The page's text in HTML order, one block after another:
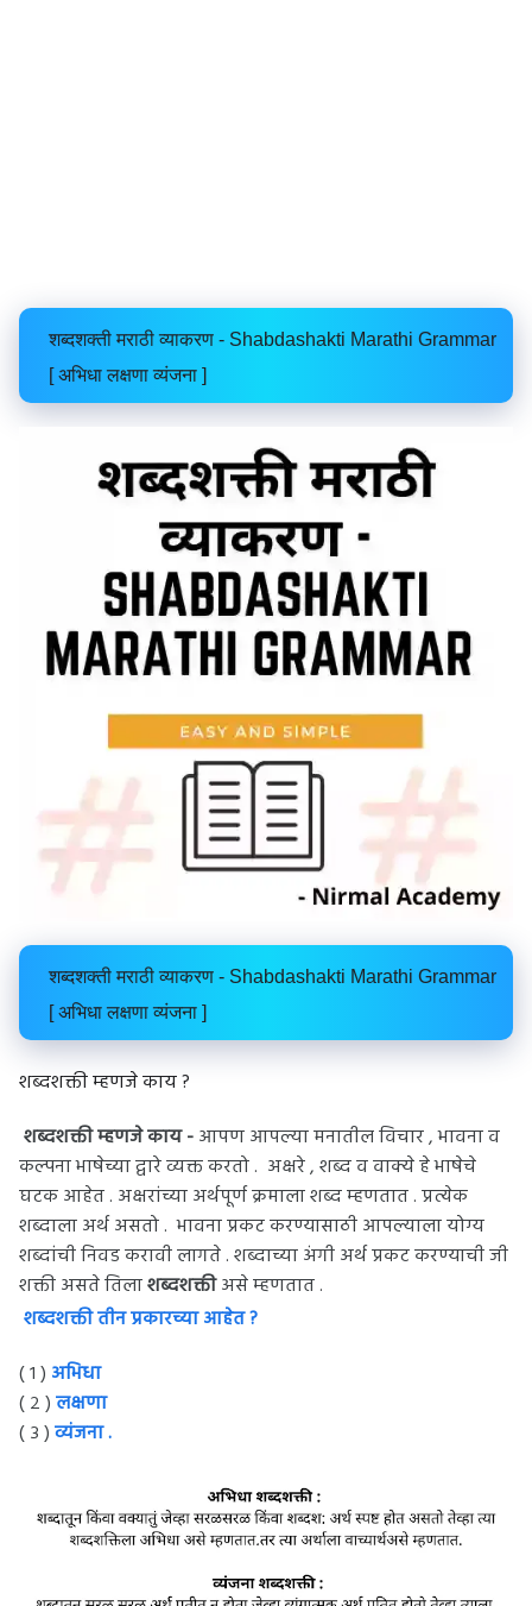
शब्दशक्ती मराठी व्याकरण - Shabdashakti Marathi Grammar
[ अभिधा लक्षणा व्यंजना ]
शब्दशक्ती मराठी व्याकरण - Shabdashakti Marathi Grammar
[ अभिधा लक्षणा व्यंजना ]
शब्दशक्ती म्हणजे काय ?
शब्दशक्ती म्हणजे काय -आपण आपल्या मनातील विचार , भावना व
कल्पना भाषेच्या द्वारे व्यक्त करतो . अक्षरे , शब्द व वाक्ये हे भाषेचे
घटक आहेत . अक्षरांच्या अर्थपूर्ण क्रमाला शब्द म्हणतात . प्रत्येक
शब्दाला अर्थ असतो . भावना प्रकट करण्यासाठी आपल्याला योग्य
शब्दांची निवड करावी लागते . शब्दाच्या अंगी अर्थ प्रकट करण्याची जी
शक्ती असते तिलाशब्दशक्तीअसे म्हणतात .
शब्दशक्ती तीन प्रकारच्या आहेत ?
( १ ) अभिधा
( २ )लक्षणा
( ३ )व्यंजना .